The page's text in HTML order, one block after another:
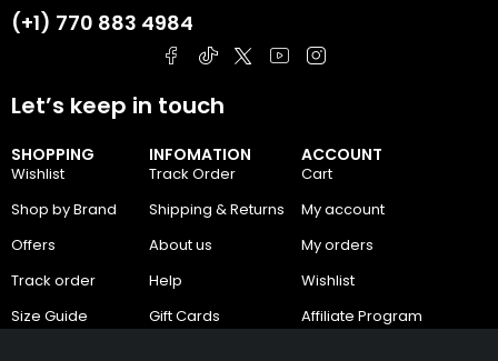
(+1) 770 883 4984
SHOPPING
Wishlist
Shop by Brand
Offers
Track order
Size Guide
INFOMATION
Track Order
Shipping & Returns
About us
Help
Gift Cards
ACCOUNT
Cart
My account
My orders
Wishlist
Affiliate Program
Let’s keep in touch